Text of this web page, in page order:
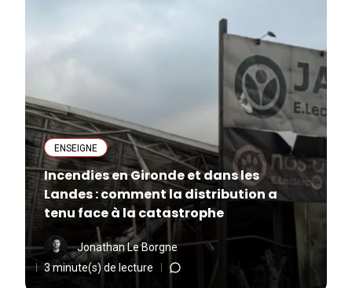
ENSEIGNE
Incendies en Gironde et dans les
Landes : comment la distribution a
tenu face à la catastrophe
Jonathan Le Borgne
3 minute(s) de lecture